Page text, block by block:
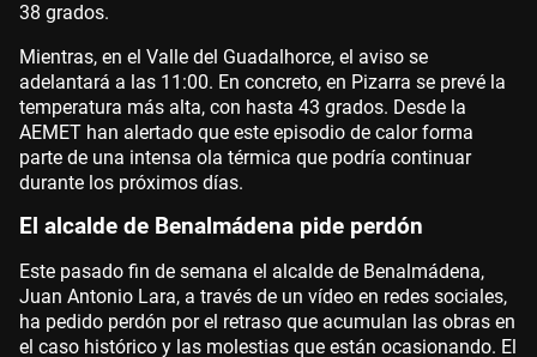
38 grados.
Mientras, en el Valle del Guadalhorce, el aviso se
adelantará a las 11:00. En concreto, en Pizarra se prevé la
temperatura más alta, con hasta 43 grados. Desde la
AEMET han alertado que este episodio de calor forma
parte de una intensa ola térmica que podría continuar
durante los próximos días.
El alcalde de Benalmádena pide perdón
Este pasado fin de semana el alcalde de Benalmádena,
Juan Antonio Lara, a través de un vídeo en redes sociales,
ha pedido perdón por el retraso que acumulan las obras en
el caso histórico y las molestias que están ocasionando. El